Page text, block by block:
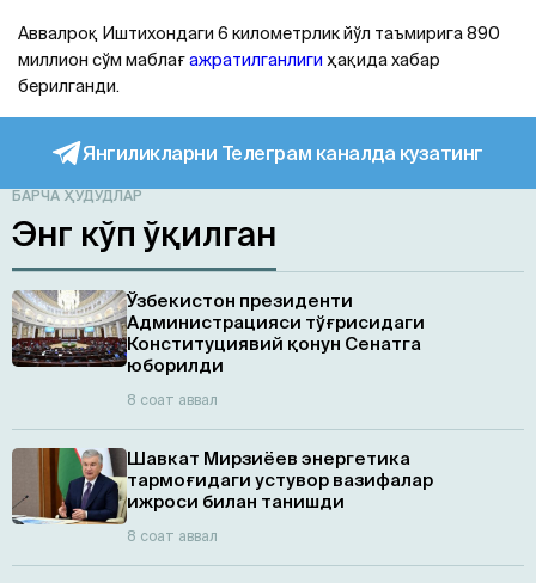
Aввалроқ Иштихондаги 6 километрлик йўл таъмирига 890
миллион сўм маблағажратилганлиги ҳақида хабар
берилганди.
Янгиликларни Телеграм каналда кузатинг
БАРЧА ҲУДУДЛАР
Энг кўп ўқилган
Ўзбекистон президенти
Администрацияси тўғрисидаги
Конституциявий қонун Сенатга
юборилди
8 соат аввал
Шавкат Мирзиёев энергетика
тармоғидаги устувор вазифалар
ижроси билан танишди
8 соат аввал